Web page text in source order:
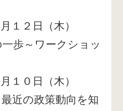
月１２日（木）
一歩～ワークショッ
月１０日（木）
最近の政策動向を知